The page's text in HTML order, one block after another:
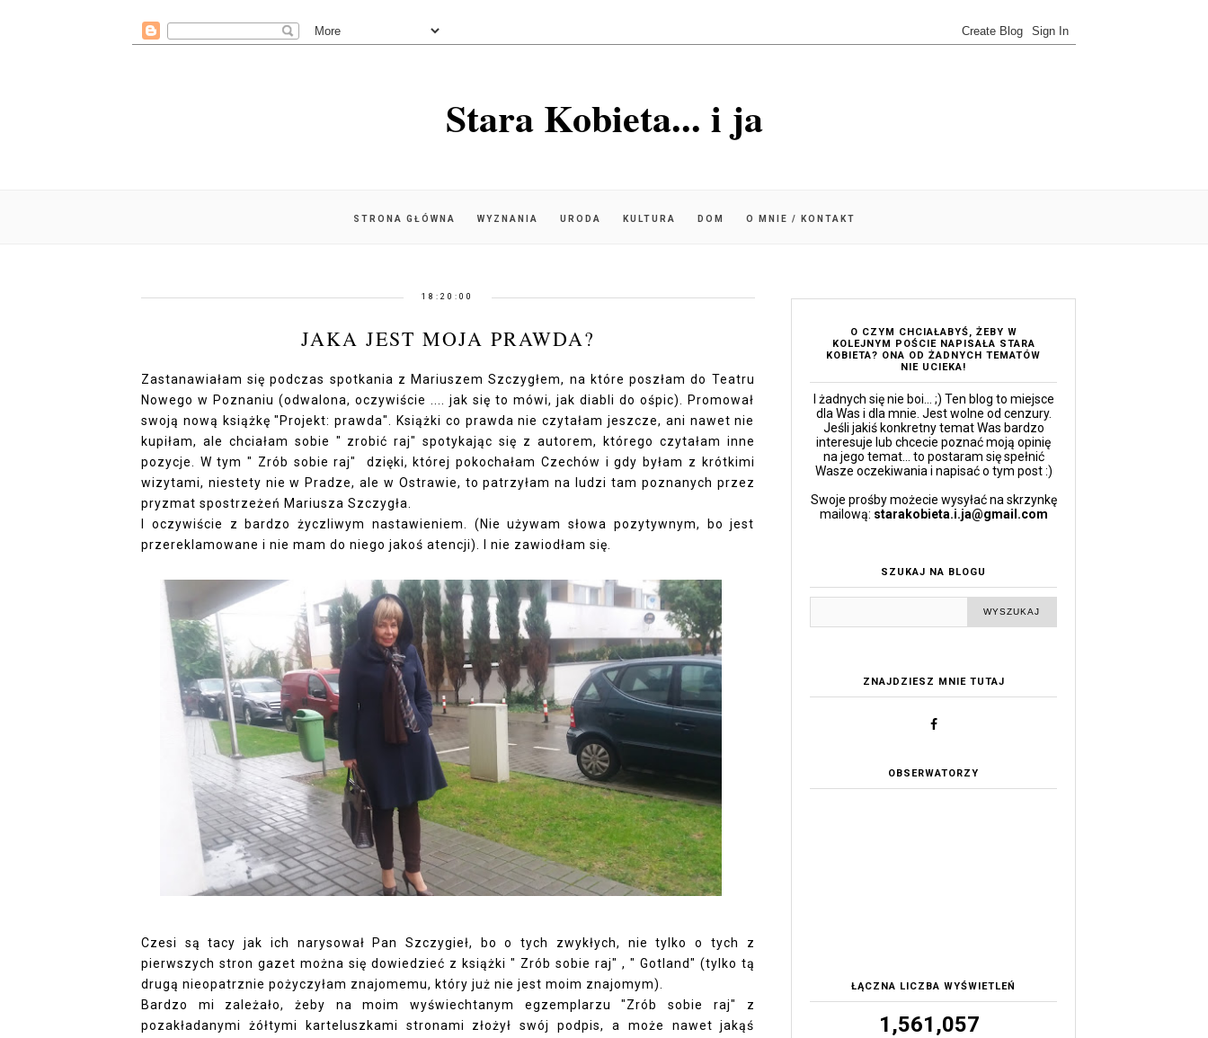
Stara Kobieta... i ja
STRONA GŁÓWNA WYZNANIA URODA KULTURA DOM O MNIE / KONTAKT
18:20:00
JAKA JEST MOJA PRAWDA?
Zastanawiałam się podczas spotkania z Mariuszem Szczygłem, na które poszłam do Teatru
Nowego w Poznaniu (odwalona, oczywiście .... jak się to mówi, jak diabli do ośpic). Promował
swoją nową książkę "Projekt: prawda". Książki co prawda nie czytałam jeszcze, ani nawet nie
kupiłam, ale chciałam sobie " zrobić raj" spotykając się z autorem, którego czytałam inne
pozycje. W tym " Zrób sobie raj" dzięki, której pokochałam Czechów i gdy byłam z krótkimi
wizytami, niestety nie w Pradze, ale w Ostrawie, to patrzyłam na ludzi tam poznanych przez
pryzmat spostrzeżeń Mariusza Szczygła.
I oczywiście z bardzo życzliwym nastawieniem. (Nie używam słowa pozytywnym, bo jest
przereklamowane i nie mam do niego jakoś atencji). I nie zawiodłam się.
Czesi są tacy jak ich narysował Pan Szczygieł, bo o tych zwykłych, nie tylko o tych z
pierwszych stron gazet można się dowiedzieć z książki " Zrób sobie raj" , " Gotland" (tylko tą
drugą nieopatrznie pożyczyłam znajomemu, który już nie jest moim znajomym).
Bardzo mi zależało, żeby na moim wyświechtanym egzemplarzu "Zrób sobie raj" z
pozakładanymi żółtymi karteluszkami stronami złożył swój podpis, a może nawet jakąś
O CZYM CHCIAŁABYŚ, ŻEBY W
KOLEJNYM POŚCIE NAPISAŁA STARA
KOBIETA? ONA OD ŻADNYCH TEMATÓW
NIE UCIEKA!
I żadnych się nie boi... ;) Ten blog to miejsce
dla Was i dla mnie. Jest wolne od cenzury.
Jeśli jakiś konkretny temat Was bardzo
interesuje lub chcecie poznać moją opinię
na jego temat... to postaram się spełnić
Wasze oczekiwania i napisać o tym post :)
Swoje prośby możecie wysyłać na skrzynkę
mailową: starakobieta.i.ja@gmail.com
SZUKAJ NA BLOGU
ZNAJDZIESZ MNIE TUTAJ
OBSERWATORZY
ŁĄCZNA LICZBA WYŚWIETLEŃ
1,561,057